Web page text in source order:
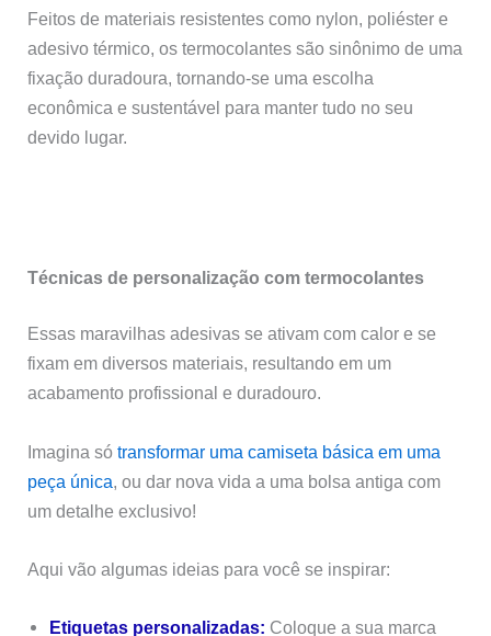
Feitos de materiais resistentes como nylon, poliéster e
adesivo térmico, os termocolantes são sinônimo de uma
fixação duradoura, tornando-se uma escolha
econômica e sustentável para manter tudo no seu
devido lugar.
Técnicas de personalização com termocolantes
Essas maravilhas adesivas se ativam com calor e se
fixam em diversos materiais, resultando em um
acabamento profissional e duradouro.
Imagina sótransformar uma camiseta básica em uma
peça única , ou dar nova vida a uma bolsa antiga com
um detalhe exclusivo!
Aqui vão algumas ideias para você se inspirar:
Etiquetas personalizadas: Coloque a sua marca